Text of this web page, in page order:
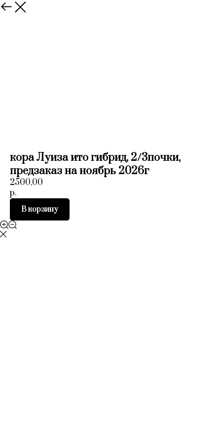
Назад
кора Луиза ито гибрид, 2/3почки,
предзаказ на ноябрь 2026г
2500,00
р.
В корзину